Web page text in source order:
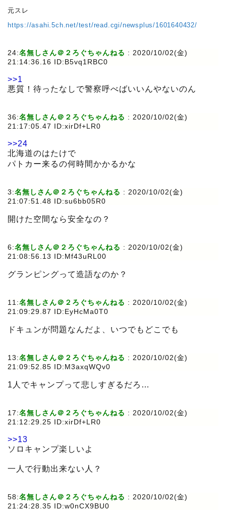
元スレ
https://asahi.5ch.net/test/read.cgi/newsplus/1601640432/
24:名無しさん＠２ろぐちゃんねる : 2020/10/02(金)
21:14:36.16 ID:B5vq1RBC0
>>1
悪質！待ったなしで警察呼べばいいんやないのん
36:名無しさん＠２ろぐちゃんねる : 2020/10/02(金)
21:17:05.47 ID:xirDf+LR0
>>24
北海道のはたけで
パトカー来るの何時間かかるかな
3:名無しさん＠２ろぐちゃんねる : 2020/10/02(金)
21:07:51.48 ID:su6bb05R0
開けた空間なら安全なの？
6:名無しさん＠２ろぐちゃんねる : 2020/10/02(金)
21:08:56.13 ID:Mf43uRL00
グランピングって造語なのか？
11:名無しさん＠２ろぐちゃんねる : 2020/10/02(金)
21:09:29.87 ID:EyHcMa0T0
ドキュンが問題なんだよ、いつでもどこでも
13:名無しさん＠２ろぐちゃんねる : 2020/10/02(金)
21:09:52.85 ID:M3axqWQv0
1人でキャンプって悲しすぎるだろ…
17:名無しさん＠２ろぐちゃんねる : 2020/10/02(金)
21:12:29.25 ID:xirDf+LR0
>>13
ソロキャンプ楽しいよ
一人で行動出来ない人？
58:名無しさん＠２ろぐちゃんねる : 2020/10/02(金)
21:24:28.35 ID:w0nCX9BU0